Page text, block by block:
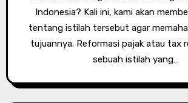
Indonesia? Kali ini, kami akan
tentang istilah tersebut agar
tujuannya. Reformasi pajak atau tax
sebuah istilah yang…